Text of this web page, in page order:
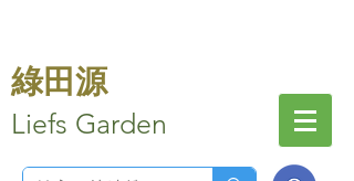
綠田源
Liefs Garden